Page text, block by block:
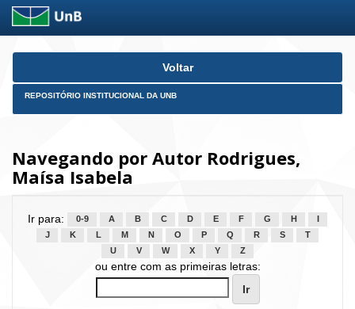
Skip
Voltar
REPOSITÓRIO INSTITUCIONAL DA UNB
Navegando por Autor Rodrigues,
Maísa Isabela
Ir para: 0-9 A B C D E F G H
J
K L M N O P Q R S
T
U
V W X Y Z
ou entre com as primeiras letras: